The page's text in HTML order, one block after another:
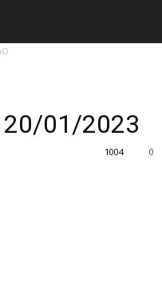
20/01/2023
0
1004